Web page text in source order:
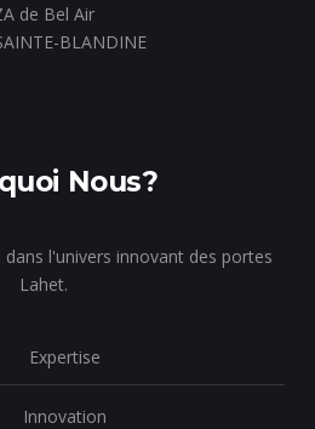
de Bel Air
BLANDINE
Nous?
l'univers innovant des portes
Lahet.
Expertise
Innovation